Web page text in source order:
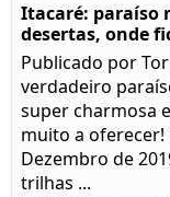
Itacaré: paraíso
desertas, onde
Publicado por
verdadeiro
super charmosa
muito a oferecer!
Dezembro de
trilhas ...